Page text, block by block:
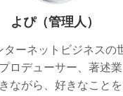
よぴ（管理人）
ターネットビジネスの
ロデューサー、著述
ながら、好きなこと